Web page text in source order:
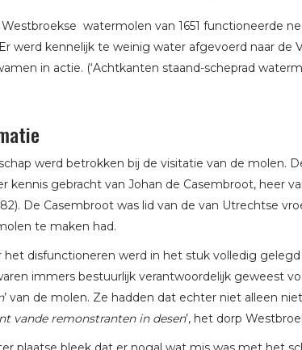
watermolen van 1651 functioneerde
werd kennelijk te weinig water afgevoerd naar de
in actie. (‘Achtkanten staand-scheprad
werd betrokken bij de visitatie van de molen.
kennis gebracht van Johan de Casembroot, heer
De Casembroot was lid van de van Utrechtse
te maken had.
het disfunctioneren werd in het stuk volledig gelegd
immers bestuurlijk verantwoordelijk geweest
’ van de molen. Ze hadden dat echter niet alleen
vande remonstranten in desen’, het dorp